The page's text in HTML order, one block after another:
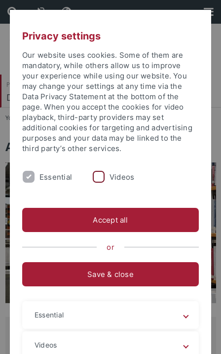
Skip
to
content
Skip
to
footer
Philosophische Fakultät
Deutsches Seminar
You are here: Startseite ... Abteilungen
Abteilungen
Privacy settings
Our website uses cookies. Some of them are
mandatory, while others allow us to improve
your experience while using our website. You
may change your settings at any time via the
Data Privacy Statement at the bottom of the
page. When you accept the cookies for video
playback, third-party providers may set
additional cookies for targeting and advertising
purposes and your data may be linked to the
third party’s other services.
Essential Videos
Accept all
or
Save & close
Essential
Videos